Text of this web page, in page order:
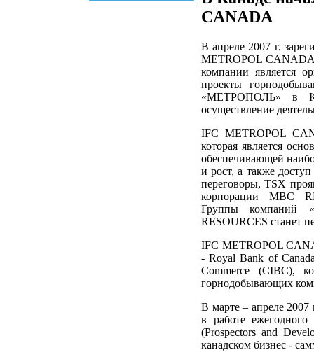
CANADA
В апреле 2007 г.
METROPOL
компании является
проекты
«МЕТРОПОЛЬ» в
осуществление
IFC METROPOL
которая является
обеспечивающей
и рост, а также
переговоры, TSX
корпорации MBC
Группы компаний
RESOURCES станет
IFC METROPOL
- Royal Bank of
Commerce (CIBC),
горнодобывающих
В марте – апреле
в работе
(Prospectors and
канадском бизнес -